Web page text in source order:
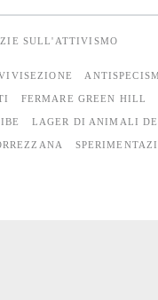
SULL'ATTIVISMO
FERMARE GREEN HILL
LAGER DI ANIMALI